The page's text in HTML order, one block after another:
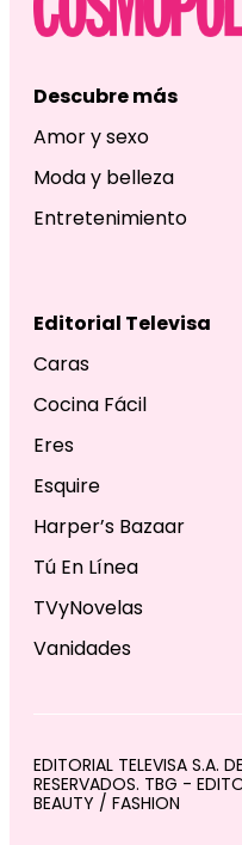
Descubre más
Amor y sexo
Moda y belleza
Entretenimiento
Editorial Televisa
Caras
Cocina Fácil
Eres
Esquire
Harper’s Bazaar
Tú En Línea
TVyNovelas
Vanidades
EDITORIAL TELEVISA S.A.
RESERVADOS. TBG -
BEAUTY / FASHION